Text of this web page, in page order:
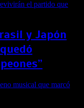
y Japón